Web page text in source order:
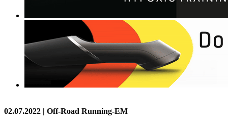
02.07.2022 | Off-Road Running-EM